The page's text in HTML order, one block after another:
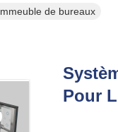
de bureaux
Pour